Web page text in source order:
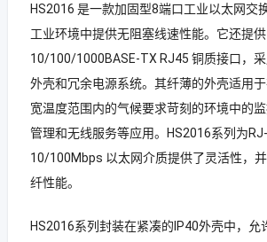
HS2016 是一款加固型8端口工业以太网交
工业环境中提供无阻塞线速性能。它还提
10/100/1000BASE-TX RJ45 铜质接口，
外壳和冗余电源系统。其纤薄的外壳适用
宽温度范围内的气候要求苛刻的环境中的
管理和无线服务等应用。HS2016系列为
10/100Mbps 以太网介质提供了灵活性，
纤性能。
HS2016系列封装在紧凑的IP40外壳中，允